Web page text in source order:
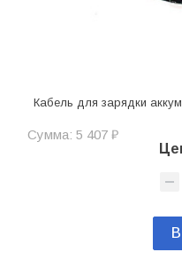
Кабель для зарядки
Сумма: 5 407 ₽